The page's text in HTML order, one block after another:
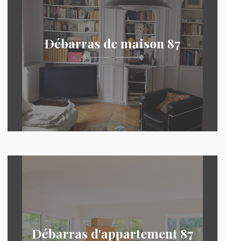
Débarras de maison 87
Débarras d'appartement 87